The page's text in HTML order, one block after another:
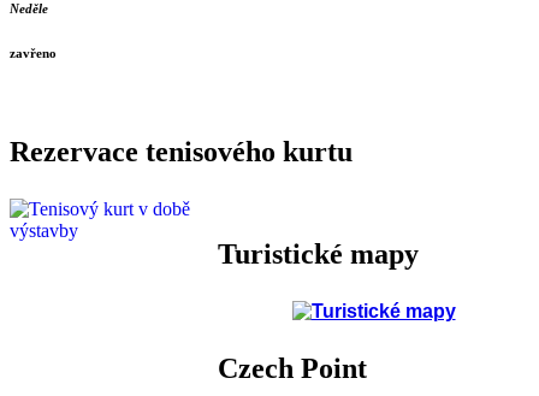
Neděle
zavřeno
Rezervace tenisového kurtu
Turistické mapy
Czech Point